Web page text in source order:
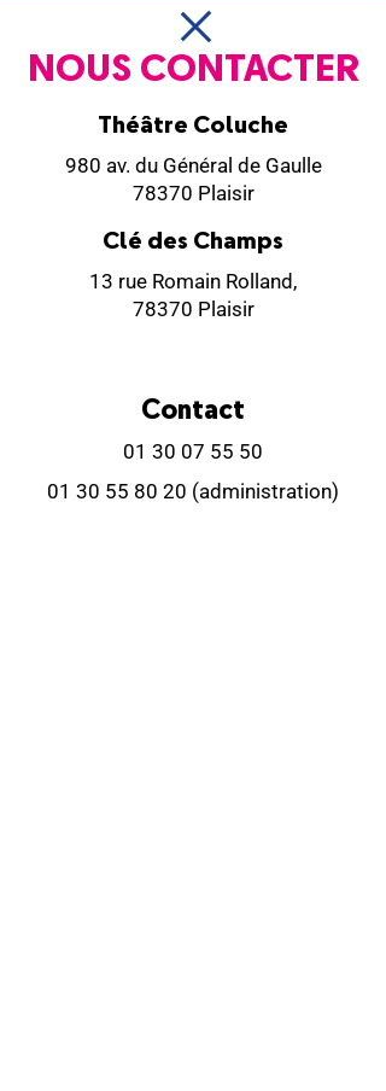
NOUS CONTACTER
Théâtre Coluche
980 av. du Général de Gaulle
78370 Plaisir
Clé des Champs
13 rue Romain Rolland,
78370 Plaisir
Contact
01 30 07 55 50
01 30 55 80 20 (administration)